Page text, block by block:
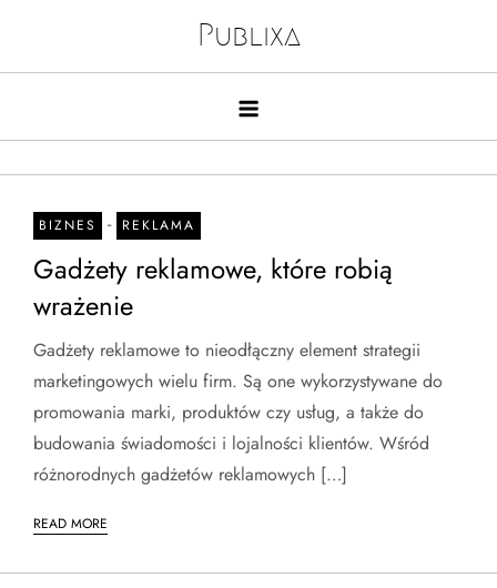
content
Publixa
BIZNES - REKLAMA
Gadżety reklamowe, które robią
wrażenie
Gadżety reklamowe to nieodłączny element strategii
marketingowych wielu firm. Są one wykorzystywane do
promowania marki, produktów czy usług, a także do
budowania świadomości i lojalności klientów. Wśród
różnorodnych gadżetów reklamowych […]
READ MORE